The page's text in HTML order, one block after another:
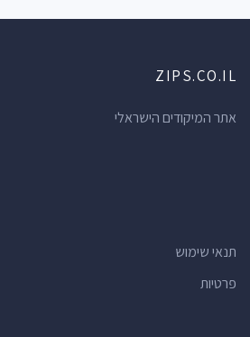
ZIPS.CO.IL
אתר המיקודים הישראלי
תנאי שימוש
פרטיות